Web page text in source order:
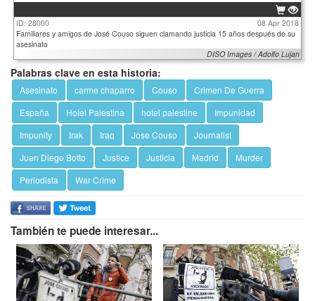
ID: 28000
08 Apr 2018
Familiares y amigos de José Couso siguen clamando justicia 15 años después de su
asesinato
DISO Images / Adolfo Lujan
Palabras clave en esta historia:
Asesinato carme chaparro Couso
Crimen De Guerra
España
Hotel Palestina hotel palestine
Impunidad
Impunity
Irak Iraq Jose Couso
Journalist
Juan Diego Botto
Justice Justicia Madrid
Murder
Periodista
War Crime
También te puede interesar...